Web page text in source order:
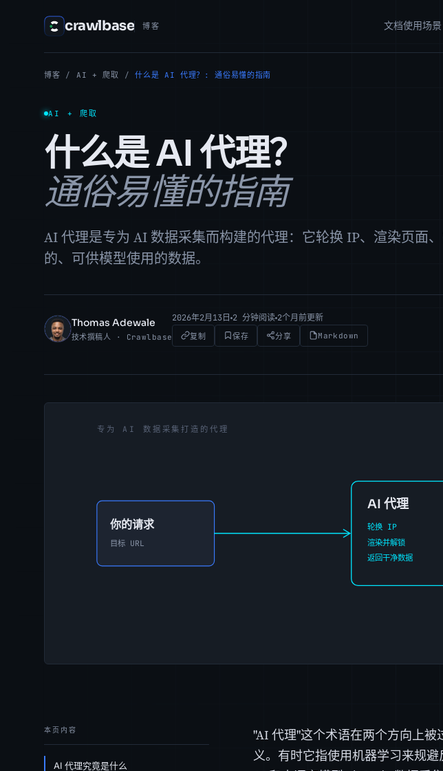
crawlbase 博客 文档使用场景
博客 / AI + 爬取 / 什么是 AI 代理？: 通俗易懂的指南
AI + 爬取
什么是 AI 代理？
通俗易懂的指南
AI 代理是专为 AI 数据采集而构建的代理：它轮换 IP、渲染页面
的、可供模型使用的数据。
TA
Thomas Adewale
技术撰稿人 · Crawlbase
2026年2月13日 2 分钟阅读 2个月前更新
复制 保存 分享 Markdown
本页内容
AI 代理究竟是什么
"AI 代理"这个术语在两个方向上
义。有时它指使用机器学习来规